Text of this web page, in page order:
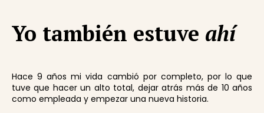
Yo también estuve ahí
Hace 9 años mi vida cambió por completo, por lo que
tuve que hacer un alto total, dejar atrás más de 10 años
como empleada y empezar una nueva historia.